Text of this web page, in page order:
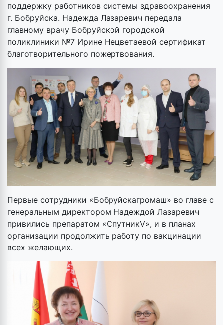
поддержку работников системы здравоохранения
г. Бобруйска. Надежда Лазаревич передала
главному врачу Бобруйской городской
поликлиники №7 Ирине Нецветаевой сертификат
благотворительного пожертвования.
Первые сотрудники «Бобруйскагромаш» во главе с
генеральным директором Надеждой Лазаревич
привились препаратом «СпутникV», и в планах
организации продолжить работу по вакцинации
всех желающих.